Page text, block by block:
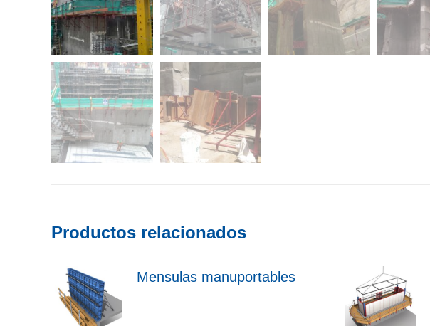
Productos relacionados
Mensulas manuportables